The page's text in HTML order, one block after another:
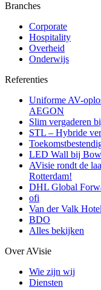
Branches
Corporate
Hospitality
Overheid
Onderwijs
Referenties
Uniforme AV-
AEGON
Slim vergaderen
STL – Hybride
LED Wall bij
AVisie rondt de
Rotterdam!
DHL Global
ofi
Van der Valk
BDO
Alles bekijken
Over AVisie
Wie zijn wij
Diensten